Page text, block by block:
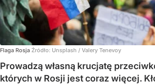
Flaga Rosja Źródło: Unsplash / Valery Tenevoy
Prowadzą własną krucjatę
których w Rosji jest coraz więcej.